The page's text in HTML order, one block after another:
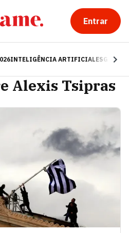
Entrar
INTELIGÊNCIA ARTIFICIALESG
Alexis Tsipras